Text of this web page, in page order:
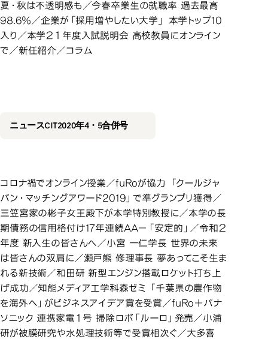
夏・秋は不透明感も／今春卒業生の就職率 過去最高
98.6％／企業が「採用増やしたい大学」 本学トップ10
入り／本学２１年度入試説明会 高校教員にオンライン
で／新任紹介／コラム
2020年4・5合併号
ニュースCIT2020年4・5合併号
コロナ禍でオンライン授業／fuRoが協力 「クールジャ
パン・マッチングアワード2019」で準グランプリ獲得／
三笠宮家の彬子女王殿下が本学特別教授に／本学の長
期債務の信用格付け17年連続AA－「安定的」／令和２
年度 新入生の皆さんへ／小宮 一仁学長 世界の未来
は皆さんの双肩に／瀬戸熊 修理事長 夢あってこそ生ま
れる新技術／和田研 新型エンジン搭載ロケット打ち上
げ成功／知能メディア工学科森ゼミ 「千葉県の農作物
を海外へ」がビジネスアイデア賞を受賞／fuRo＋パナ
ソニック 連携家電１号 掃除ロボ「ルーロ」発売／小浦
研が被膜研究や水処理技術等で受賞相次ぐ／大多喜